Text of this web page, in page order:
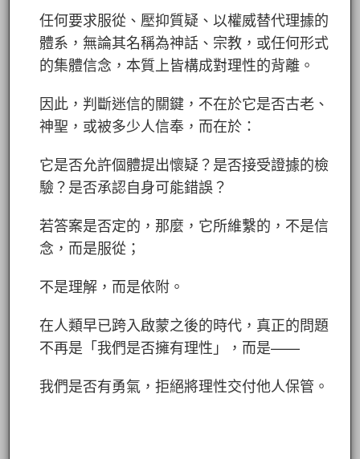
任何要求服從、壓抑質疑、以權威替代理據的
體系，無論其名稱為神話、宗教，或任何形式
的集體信念，本質上皆構成對理性的背離。
因此，判斷迷信的關鍵，不在於它是否古老、
神聖，或被多少人信奉，而在於：
它是否允許個體提出懷疑？是否接受證據的檢
驗？是否承認自身可能錯誤？
若答案是否定的，那麼，它所維繫的，不是信
念，而是服從；
不是理解，而是依附。
在人類早已跨入啟蒙之後的時代，真正的問題
不再是「我們是否擁有理性」，而是——
我們是否有勇氣，拒絕將理性交付他人保管。